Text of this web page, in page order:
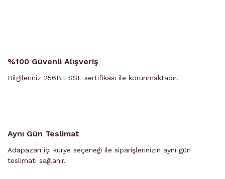
%100 Güvenli Alışveriş
Bilgileriniz 256Bit SSL sertifikası ile korunmaktadır.
Aynı Gün Teslimat
Adapazarı içi kurye seçeneği ile siparişlerinizin aynı gün
teslimatı sağlanır.